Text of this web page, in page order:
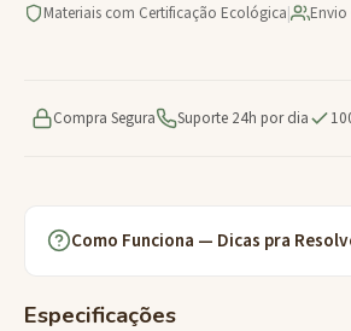
Materiais com Certificação Ecológica|
Compra Segura Suporte 24h por dia
Como Funciona — Dicas pra
Especificações